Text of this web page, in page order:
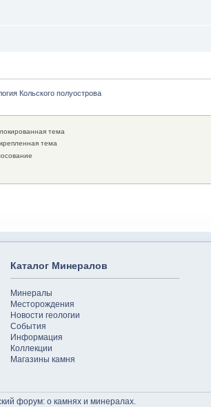
Кольского полуострова
тема
тема
Каталог Минералов
Минералы
Месторождения
Новости геологии
События
Информация
Коллекции
Магазины камня
форум: о камнях и минералах.